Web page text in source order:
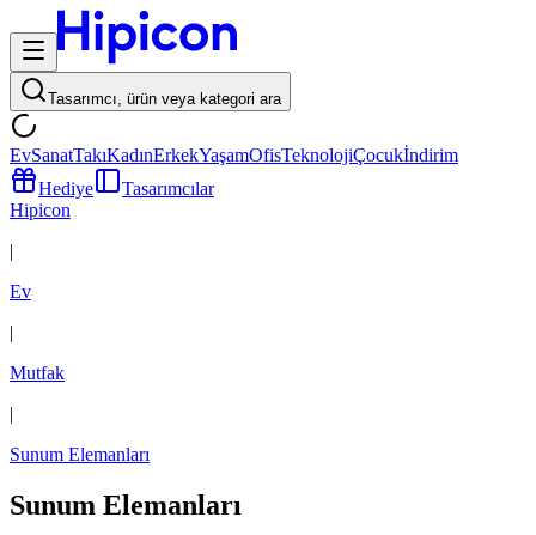
Tasarımcı, ürün veya kategori ara
EvSanatTakıKadınErkekYaşamOfisTeknolojiÇocukİndirim
Hediye
Tasarımcılar
Hipicon
|
Ev
|
Mutfak
|
Sunum Elemanları
Sunum Elemanları